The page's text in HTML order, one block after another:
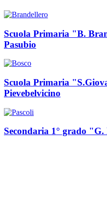
Scuola Primaria "B.
Pasubio
Scuola Primaria
Pievebelvicino
Secondaria 1° grado